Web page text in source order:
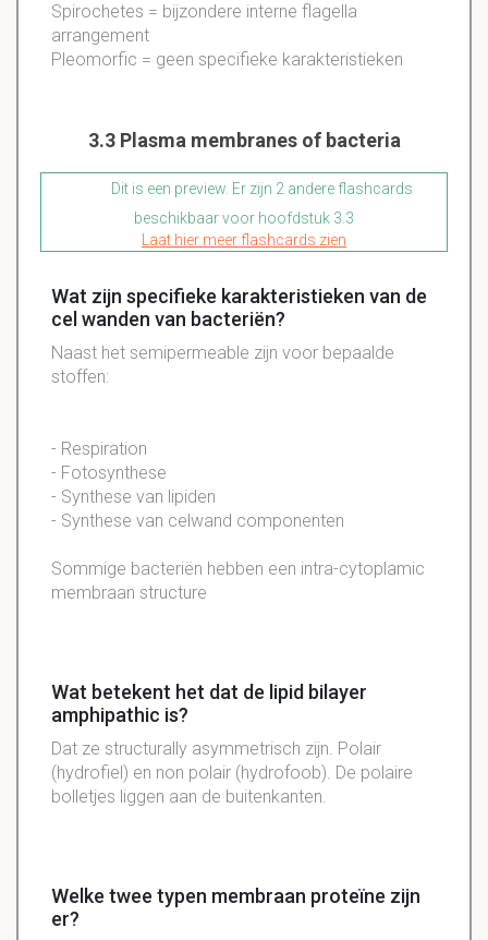
Spirochetes = bijzondere interne flagella
arrangement
Pleomorfic = geen specifieke karakteristieken
3.3 Plasma membranes of bacteria
Dit is een preview. Er zijn 2 andere flashcards
beschikbaar voor hoofdstuk 3.3
Laat hier meer flashcards zien
Wat zijn specifieke karakteristieken van de
cel wanden van bacteriën?
Naast het semipermeable zijn voor bepaalde
stoffen:
- Respiration
- Fotosynthese
- Synthese van lipiden
- Synthese van celwand componenten
Sommige bacteriën hebben een intra-cytoplamic
membraan structure
Wat betekent het dat de lipid bilayer
amphipathic is?
Dat ze structurally asymmetrisch zijn. Polair
(hydrofiel) en non polair (hydrofoob). De polaire
bolletjes liggen aan de buitenkanten.
Welke twee typen membraan proteïne zijn
er?